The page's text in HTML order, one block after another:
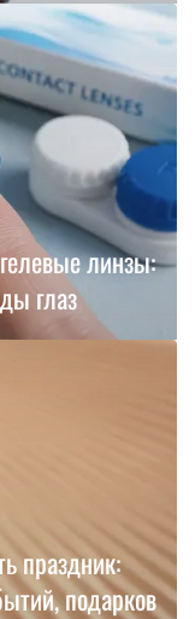
линзы:
глаз
праздник:
подарков